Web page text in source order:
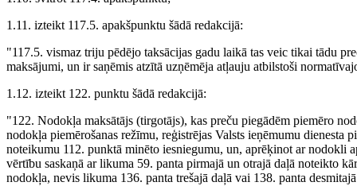
1.11. izteikt 117.5. apakšpunktu šādā redakcijā:
"117.5. vismaz triju pēdējo taksācijas gadu laikā tas veic tikai tādu
maksājumi, un ir saņēmis atzītā uzņēmēja atļauju atbilstoši
1.12. izteikt 122. punktu šādā redakcijā:
"122. Nodokļa maksātājs (tirgotājs), kas preču piegādēm piemēro
nodokļa piemērošanas režīmu, reģistrējas Valsts ieņēmumu dienesta
noteikumu 112. punktā minēto iesniegumu, un, aprēķinot ar nodokli
vērtību saskaņā ar likuma 59. panta pirmajā un otrajā daļā noteikto
nodokļa, nevis likuma 136. panta trešajā daļā vai 138. panta